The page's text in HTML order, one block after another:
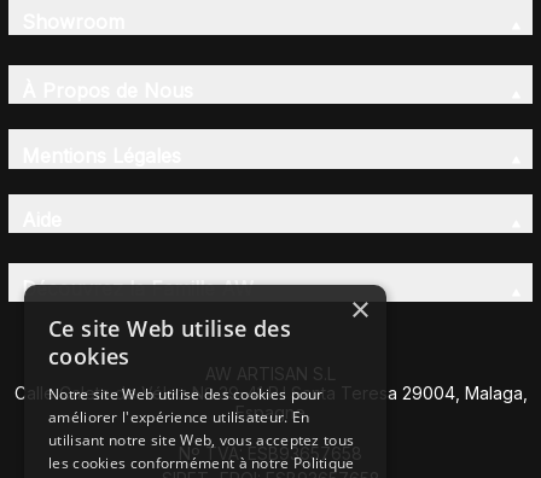
Découvrez la Famille AW
AW ARTISAN S.L
Calle Caleta de Vélez Nº 39-41 P.I Santa Teresa 29004, Malaga,
Espagne
Nº TVA: ESB93657658
×
Ce site Web utilise des
cookies
Notre site Web utilise des cookies pour
améliorer l'expérience utilisateur. En
utilisant notre site Web, vous acceptez tous
les cookies conformément à notre Politique